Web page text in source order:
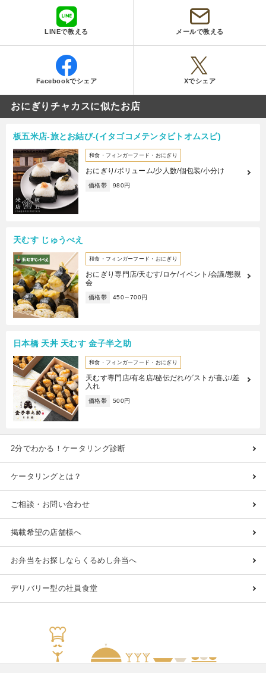
LINEで教える メールで教える
Facebookでシェア Xでシェア
おにぎりチャカスに似たお店
板五米店-旅とお結び-(イタゴコメテンタビトオムスビ)
和食・フィンガーフード・おにぎり
おにぎり/ボリューム/少人数/個包装/小分け
価格帯 980円
天むす じゅうべえ
和食・フィンガーフード・おにぎり
おにぎり専門店/天むす/ロケ/イベント/会議/懇親
会
価格帯 450～700円
日本橋 天丼 天むす 金子半之助
和食・フィンガーフード・おにぎり
天むす専門店/有名店/秘伝だれ/ゲストが喜ぶ/差
入れ
価格帯 500円
2分でわかる！ケータリング診断
ケータリングとは？
ご相談・お問い合わせ
掲載希望の店舗様へ
お弁当をお探しならくるめし弁当へ
デリバリー型の社員食堂